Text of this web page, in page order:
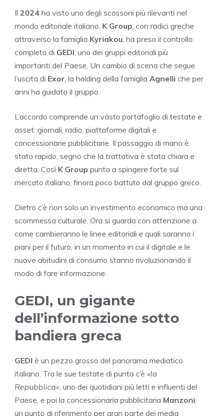
Il 2024 ha visto uno degli scossoni più rilevanti nel
mondo editoriale italiano. K Group , con radici greche
attraverso la famiglia Kyriakou , ha preso il controllo
completo di GEDI , uno dei gruppi editoriali più
importanti del Paese. Un cambio di scena che segue
l’uscita di Exor , la holding della famiglia Agnelli che per
anni ha guidato il gruppo.
L’accordo comprende un vasto portafoglio di testate e
asset: giornali, radio, piattaforme digitali e
concessionarie pubblicitarie. Il passaggio di mano è
stato rapido, segno che la trattativa è stata chiara e
diretta. Così K Group punta a spingere forte sul
mercato italiano, finora poco battuto dal gruppo greco.
Dietro c’è non solo un investimento economico ma una
scommessa culturale. Ora si guarda con attenzione a
come cambieranno le linee editoriali e quali saranno i
piani per il futuro, in un momento in cui il digitale e le
nuove abitudini di consumo stanno rivoluzionando il
modo di fare informazione.
GEDI, un gigante
dell’informazione sotto
bandiera greca
GEDI è un pezzo grosso del panorama mediatico
italiano. Tra le sue testate di punta c’è «la
Repubblica» , uno dei quotidiani più letti e influenti del
Paese, e poi la concessionaria pubblicitaria Manzoni
un punto di riferimento per gran parte dei media